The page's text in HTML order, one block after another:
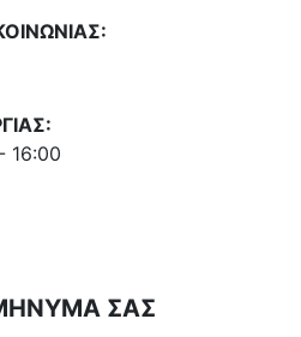
16:00
ΣΑΣ